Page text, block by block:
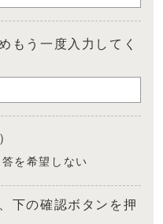
もう一度入力してく
）
答を希望しない
下の確認ボタンを押